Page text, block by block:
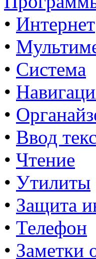
• Интернет
•
• Система
•
•
• Ввод
• Чтение
• Утилиты
• Защита
• Телефон
• Заметки